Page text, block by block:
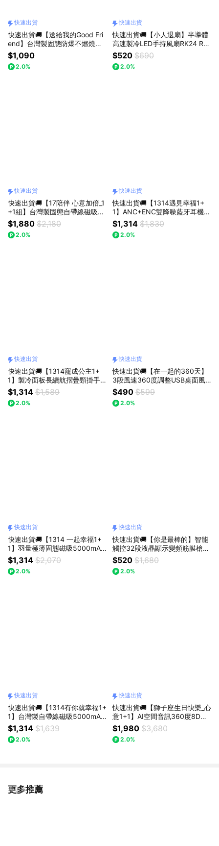
快速出貨
快速出貨🚚【送給我的Good Fri
end】台灣製固態防爆不燃燒自
帶線磁吸 5000mAh行動電源RB
71 RASTO
$1,090
2.0%
快速出貨
快速出貨🚚【小人退扇】半導體
高速製冷LED手持風扇RK24 RA
STO
$520 $690
2.0%
快速出貨
快速出貨🚚【17陪伴 心意加倍_1
+1組】台灣製固態自帶線磁吸50
00mAh行動電源RB71 RASTO
$1,880 $2,180
2.0%
快速出貨
快速出貨🚚【1314遇見幸福1+
1】ANC+ENC雙降噪藍牙耳機 S
S72 E-books+香氛超音波水氧
機FH1 RASTO
$1,314 $1,830
2.0%
快速出貨
快速出貨🚚【1314寵成公主1+
1】製冷面板長續航摺疊頸掛手
持風扇RK28 + 5合1磁吸萬向單
反藍牙自拍桿腳架RASTO
$1,314 $1,589
2.0%
快速出貨
快速出貨🚚【在一起的360天】
3段風速360度調整USB桌面風
扇 RK15 RASTO
$490 $599
2.0%
快速出貨
快速出貨🚚【1314 一起幸福1+
1】羽量極薄固態磁吸5000mAh
行動電源RB69 + 半導體高速製
冷手持風扇RK24 RASTO
$1,314 $2,070
2.0%
快速出貨
快速出貨🚚【你是最棒的】智能
觸控32段液晶顯示變頻筋膜槍A
M4 RASTO
$520 $1,680
2.0%
快速出貨
快速出貨🚚【1314有你就幸福1+
1】台灣製自帶線磁吸5000mAh
固態行動電源RB71 + LED電量顯
示藍牙6.0耳機RS77 RASTO
$1,314 $1,639
2.0%
快速出貨
快速出貨🚚【獅子座生日快樂_心
意1+1】AI空間音訊360度8D環
繞ANC+ENC藍牙6.0頭戴耳機S
S69 E-books(送保溫瓶)
$1,980 $3,680
2.0%
更多推薦
看更多